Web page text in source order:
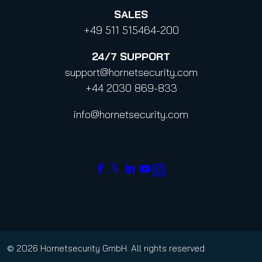
SALES
+49 511 515464-200
24/7 SUPPORT
support@hornetsecurity.com
+44 2030 869-833
info@hornetsecurity.com
© 2026 Hornetsecurity GmbH. All rights reserved